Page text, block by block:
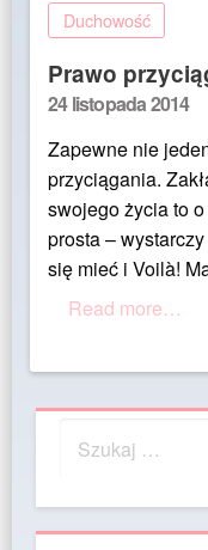
Duchowość
Prawo
Posted
24 listopada 2014
Zapewne nie
przyciągania.
swojego życia to
prosta –
się mieć i Voilà!
Read more…